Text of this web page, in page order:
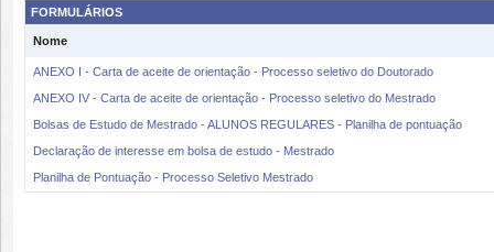
FORMULÁRIOS
Nome
ANEXO I - Carta de aceite de orientação - Processo seletivo do Doutorado
ANEXO IV - Carta de aceite de orientação - Processo seletivo do Mestrado
Bolsas de Estudo de Mestrado - ALUNOS REGULARES - Planilha de pontuação
Declaração de interesse em bolsa de estudo - Mestrado
Planilha de Pontuação - Processo Seletivo Mestrado